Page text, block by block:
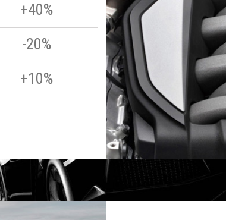
+40%
-20%
+10%